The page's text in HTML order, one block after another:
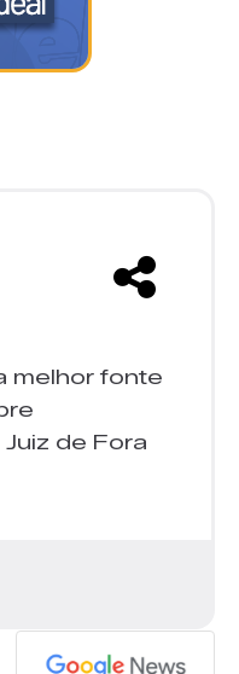
melhor fonte
de Fora